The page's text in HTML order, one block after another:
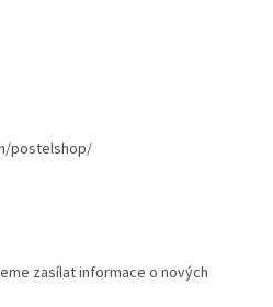
postelshop/
zasílat informace o nových